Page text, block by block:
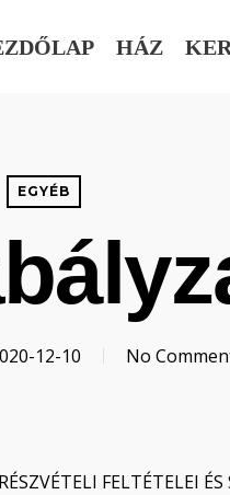
HÁZ
EGYÉB
12-10 No
FELTÉTELEI